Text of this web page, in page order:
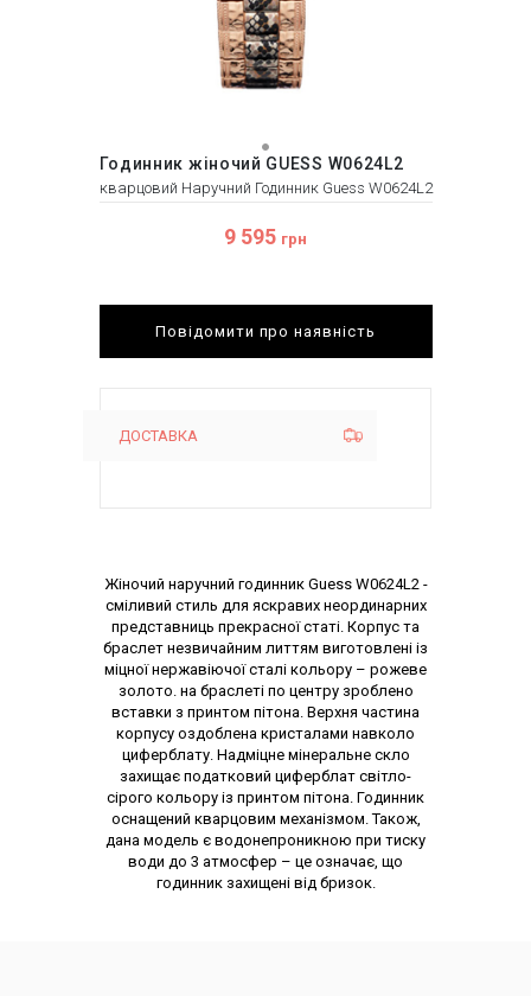
Годинник жіночий GUESS W0624L2
кварцовий Наручний Годинник Guess W0624L2
9 595 грн
Повідомити про наявність
ДОСТАВКА
Опис товару
Жіночий наручний годинник Guess W0624L2 -
сміливий стиль для яскравих неординарних
представниць прекрасної статі. Корпус та
браслет незвичайним литтям виготовлені із
міцної нержавіючої сталі кольору – рожеве
золото. на браслеті по центру зроблено
вставки з принтом пітона. Верхня частина
корпусу оздоблена кристалами навколо
циферблату. Надміцне мінеральне скло
захищає податковий циферблат світло-
сірого кольору із принтом пітона. Годинник
оснащений кварцовим механізмом. Також,
дана модель є водонепроникною при тиску
води до 3 атмосфер – це означає, що
годинник захищені від бризок.